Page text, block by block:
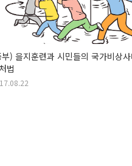
) 을지훈련과 시민들의 국가비상사
법